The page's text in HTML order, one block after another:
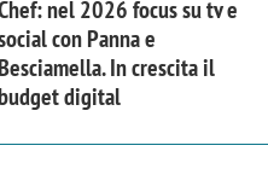
nel 2026 focus su tv e
con Panna e
Besciamella. In crescita il
digital